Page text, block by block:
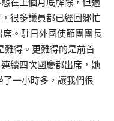
很多議員都已經回郷忙
。駐日外國使節團團長
難得。更難得的是前首
續四次國慶都出席，她
一小時多，讓我們很